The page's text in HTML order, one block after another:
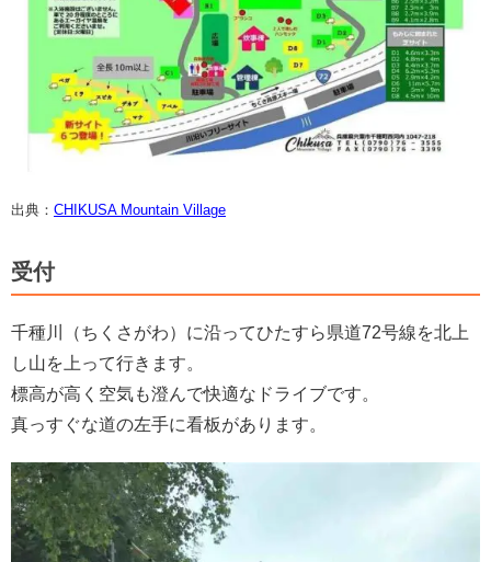
出典： CHIKUSA Mountain Village
受付
千種川（ちくさがわ）に沿ってひたすら県道72号線を北上
し山を上って行きます。
標高が高く空気も澄んで快適なドライブです。
真っすぐな道の左手に看板があります。